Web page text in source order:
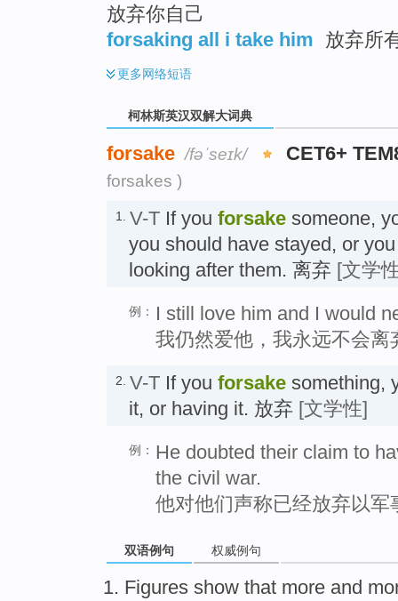
放弃你自己
forsaking all i take him 放弃所
更多网络短语
柯林斯英汉双解大词典
forsake /fəˈseɪk/ CET6+
forsakes )
1. V-T If you forsake someone,
you should have stayed, or
looking after them. 离弃 [文学
例：
I still love him and I would
我仍然爱他，我永远不会离
2. V-T If you forsake something,
it, or having it. 放弃 [文学性]
例： He doubted their claim to
the civil war.
他对他们声称已经放弃以
双语例句 权威例句
Figures show that more and